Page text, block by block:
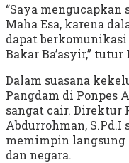
“Saya mengucapkan
Maha Esa, karena
dapat
Bakar Ba’asyir,” tutur
Dalam suasana
Pangdam di Ponpes
sangat cair. Direktur
Abdurrohman,
memimpin langsung
dan negara.